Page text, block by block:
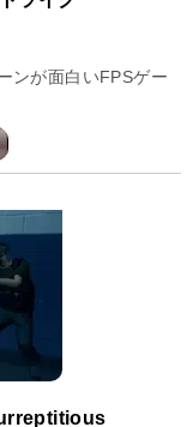
ンが面白いFPSゲー